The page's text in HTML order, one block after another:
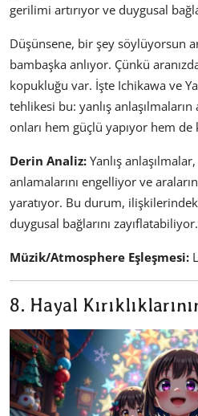
gerilimi artırıyor ve duygusal
Düşünsene, bir şey söylüyorsun
bambaşka anlıyor. Çünkü
kopukluğu var. İşte Ichikawa ve
tehlikesi bu: yanlış
onları hem güçlü yapıyor hem de
Derin Analiz: Yanlış
anlamalarını engelliyor ve
yaratıyor. Bu durum,
duygusal bağlarını zayıflatabiliyor.
Müzik/Atmosphere Eşleşmesi:
8. Hayal